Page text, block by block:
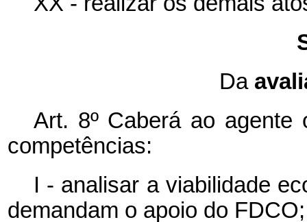
Da
Art. 8º Caberá ao agente
competências:
I - analisar a viabilidade
demandam o apoio do FDCO;